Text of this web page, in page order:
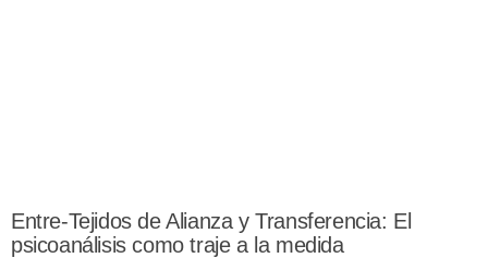
Entre-Tejidos de Alianza y Transferencia: El
psicoanálisis como traje a la medida